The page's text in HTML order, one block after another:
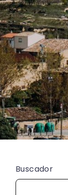
Buscador